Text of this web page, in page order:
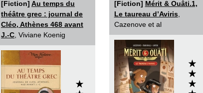
[Fiction] Au temps du
théâtre grec : journal de
Cléo, Athènes 468 avant
J.-C , Viviane Koenig
[Fiction] Mérit & Ouâti.1,
Le taureau d’Aviris
Cazenove et al